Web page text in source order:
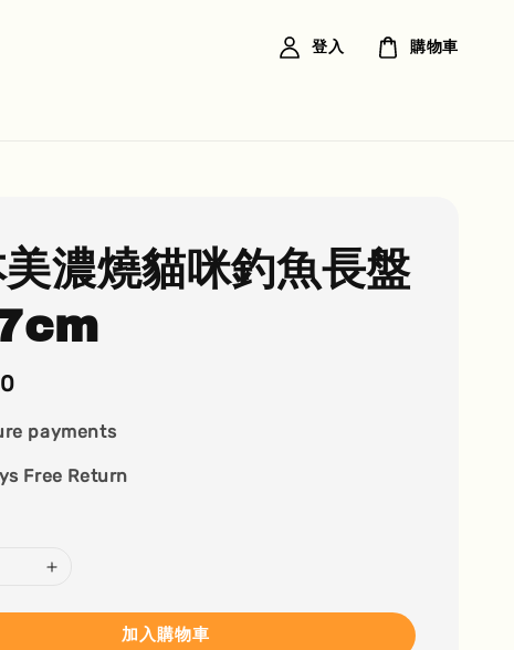
登入 購物車
美濃燒貓咪釣魚長盤
payments
Free Return
加入購物車